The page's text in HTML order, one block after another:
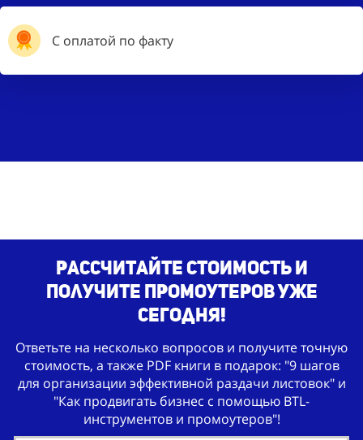
С оплатой по факту
Рассчитайте стоимость и
получите промоутеров уже
сегодня!
Ответьте на несколько вопросов и получите точную
стоимость, а также PDF книги в подарок: "9 шагов
для организации эффективной раздачи листовок" и
"Как продвигать бизнес с помощью BTL-
инструментов и промоутеров"!